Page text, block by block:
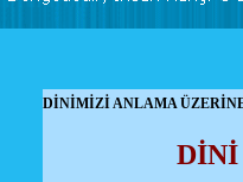
DİNİMİZİ ANLAMA
DİNİ